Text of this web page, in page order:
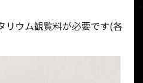
ウム観覧料が必要です(各